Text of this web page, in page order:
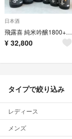
日本酒
飛露喜 純米吟醸1800+720ml ６本セット
¥ 32,800
タイプで絞り込み
レディース
メンズ